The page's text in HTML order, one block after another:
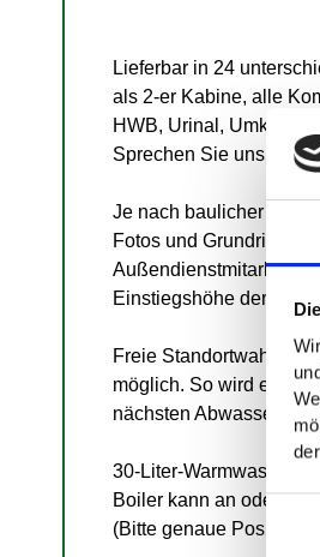
Lieferbar in 24
als 2-er Kabine, alle
HWB, Urinal, Umkleide
Sprechen Sie uns gerne
Je nach baulicher
Fotos und Grundriss
Außendienstmitarbeiter
Einstiegshöhe der
Freie Standortwahl
möglich. So wird eine
nächsten
30-Liter-
Boiler kann an oder
(Bitte genaue Position